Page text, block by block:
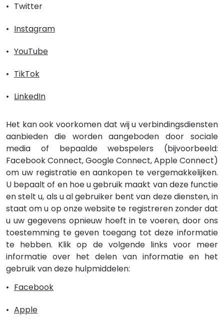
Twitter
Instagram
YouTube
TikTok
LinkedIn
Het kan ook voorkomen dat wij u verbindingsdiensten
aanbieden die worden aangeboden door sociale
media of bepaalde webspelers (bijvoorbeeld:
Facebook Connect, Google Connect, Apple Connect)
om uw registratie en aankopen te vergemakkelijken.
U bepaalt of en hoe u gebruik maakt van deze functie
en stelt u, als u al gebruiker bent van deze diensten, in
staat om u op onze website te registreren zonder dat
u uw gegevens opnieuw hoeft in te voeren, door ons
toestemming te geven toegang tot deze informatie
te hebben. Klik op de volgende links voor meer
informatie over het delen van informatie en het
gebruik van deze hulpmiddelen:
Facebook
Apple